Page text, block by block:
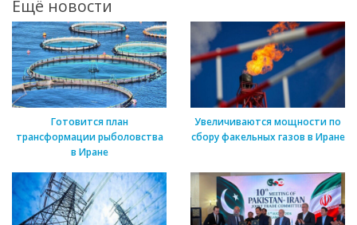
Ещё новости
Готовится план
трансформации рыболовства
в Иране
Увеличиваются мощности по
сбору факельных газов в Иране